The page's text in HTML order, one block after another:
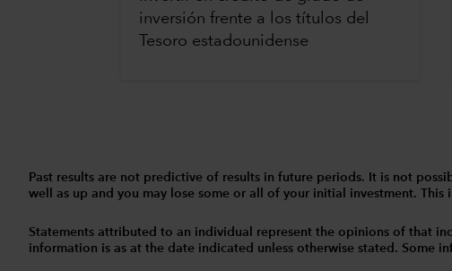
inversión frente a los títulos del
Tesoro estadounidense
Past results are not predictive of results in future periods. It is not
well as up and you may lose some or all of your initial investment.
Statements attributed to an individual represent the opinions of that
information is as at the date indicated unless otherwise stated. Some